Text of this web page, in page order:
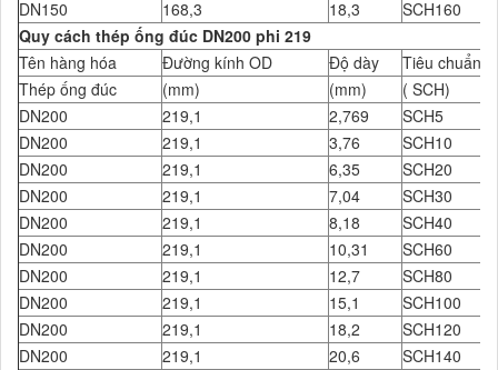
DN150 168,3 18,3
SCH160
Quy cách thép ống đúc DN200 phi 219
Tên hàng hóa
Đường kính OD Độ dày
Tiêu chuẩn
Thép ống đúc
(mm) (mm)
( SCH)
DN200
219,1 2,769
SCH5
DN200
219,1 3,76
SCH10
DN200
219,1 6,35
SCH20
DN200
219,1 7,04
SCH30
DN200
219,1 8,18
SCH40
DN200
219,1 10,31
SCH60
DN200
219,1 12,7
SCH80
DN200
219,1 15,1
SCH100
DN200
219,1 18,2
SCH120
DN200
219,1 20,6
SCH140